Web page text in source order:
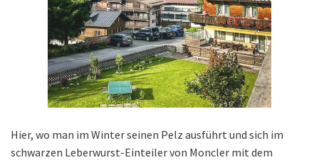
Hier, wo man im Winter seinen Pelz ausführt und sich im
schwarzen Leberwurst-Einteiler von Moncler mit dem